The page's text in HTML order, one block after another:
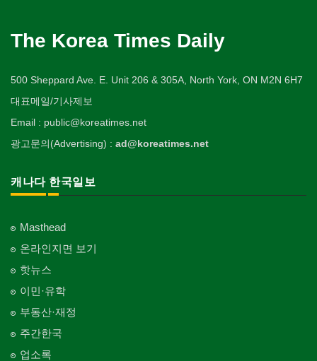
The Korea Times Daily
500 Sheppard Ave. E. Unit 206 & 305A, North York, ON M2N 6H7
대표메일/기사제보
Email : public@koreatimes.net
광고문의(Advertising) : ad@koreatimes.net
캐나다 한국일보
Masthead
온라인지면 보기
핫뉴스
이민·유학
부동산·재정
주간한국
업소록